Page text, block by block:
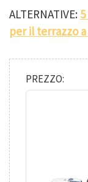
ALTERNATIVE:
per il terrazzo
PREZZO: